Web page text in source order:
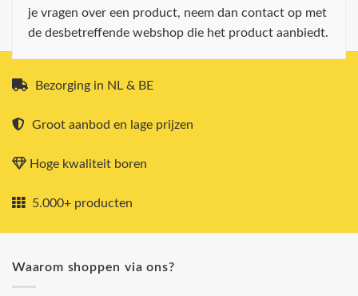
je vragen over een product, neem dan contact op met
de desbetreffende webshop die het product aanbiedt.
Bezorging in NL & BE
Groot aanbod en lage prijzen
Hoge kwaliteit boren
5.000+ producten
Waarom shoppen via ons?